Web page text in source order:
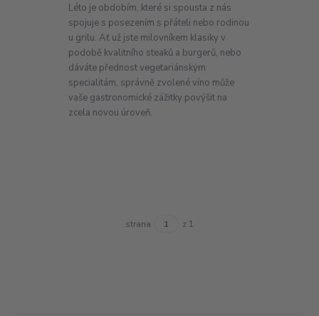
Léto je obdobím, které si spousta z nás
spojuje s posezením s přáteli nebo rodinou
u grilu. Ať už jste milovníkem klasiky v
podobě kvalitního steaků a burgerů, nebo
dáváte přednost vegetariánským
specialitám, správně zvolené víno může
vaše gastronomické zážitky povýšit na
zcela novou úroveň.
strana z 1